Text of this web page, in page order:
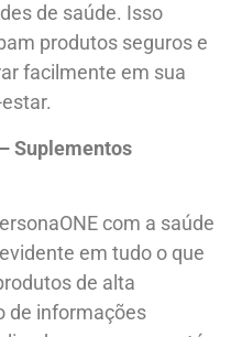
de saúde. Isso
produtos seguros e
facilmente em sua
Suplementos
com a saúde
em tudo o que
de alta
de informações